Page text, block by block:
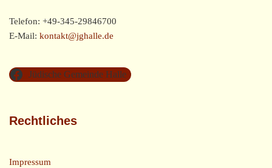
Telefon: +49-345-29846700
E-Mail: kontakt@jghalle.de
Jüdische Gemeinde Halle
Rechtliches
Impressum